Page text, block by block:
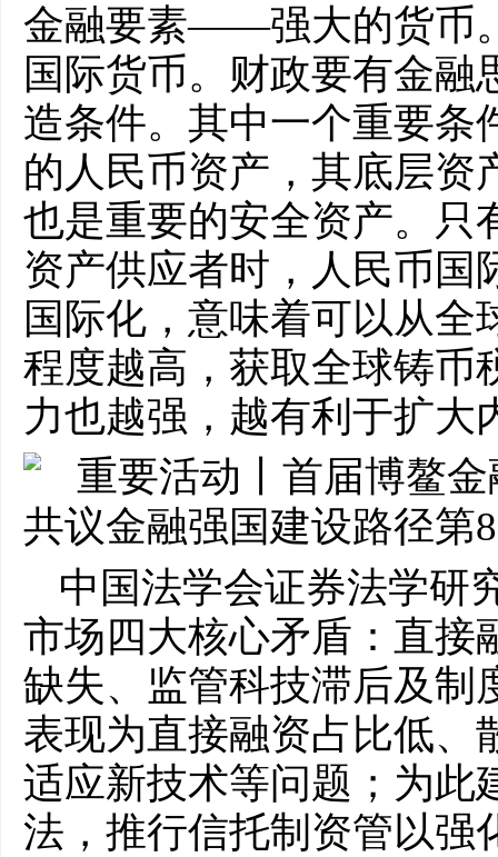
金融要素——强大的货币
国际货币。财政要有金
造条件。其中一个重要条
的人民币资产，其底层资
也是重要的安全资产。只
资产供应者时，人民币国
国际化，意味着可以从
程度越高，获取全球铸币
力也越强，越有利于扩大
中国法学会证券法学研
市场四大核心矛盾：直接
缺失、监管科技滞后及制
表现为直接融资占比低、
适应新技术等问题；为此
法，推行信托制资管以强